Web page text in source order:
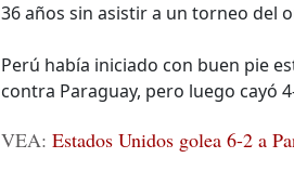
36 años sin asistir a un torneo del
Perú había iniciado con buen pie
contra Paraguay, pero luego cayó
VEA: Estados Unidos golea 6-2 a